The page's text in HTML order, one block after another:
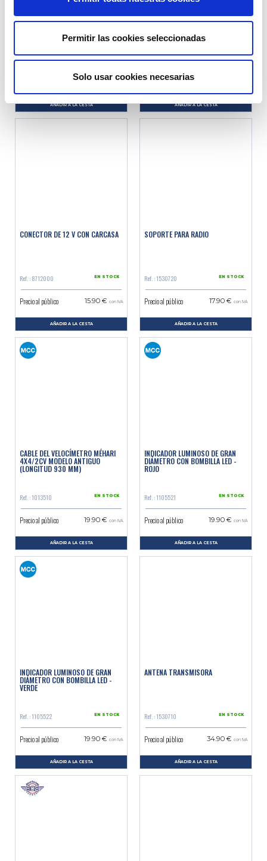
Permitir las cookies seleccionadas
Solo usar cookies necesarias
CABLEADO AUTORRADIO
Ref. : 1530730
14.90 €
AÑADIR A LA CESTA
SOCKET USB SIMPLE
Ref. : 1712000
Precio al público
AÑADIR A LA CESTA
CONECTOR DE 12 V CON CARCASA
Ref. : 8712000 EN STOCK
Precio al público 15.90 € con IVA
AÑADIR A LA CESTA
SOPORTE PARA RADIO
Ref. : 1530720 EN STOCK
Precio al público 17.90 € con IVA
AÑADIR A LA CESTA
CABLE DEL VELOCÍMETRO MÉHARI
4X4/2CV MODELO ANTIGUO
(LONGITUD 930 MM)
Ref. : 1013510 EN STOCK
Precio al público 19.90 € con IVA
AÑADIR A LA CESTA
INDICADOR LUMINOSO DE GRAN
DIÁMETRO CON BOMBILLA LED -
ROJO
Ref. : 1105521 EN STOCK
Precio al público 19.90 € con IVA
AÑADIR A LA CESTA
INDICADOR LUMINOSO DE GRAN
DIÁMETRO CON BOMBILLA LED -
VERDE
Ref. : 1105522 EN STOCK
Precio al público 19.90 € con IVA
AÑADIR A LA CESTA
ANTENA TRANSMISORA
Ref. : 1530710 EN STOCK
Precio al público 34.90 € con IVA
AÑADIR A LA CESTA